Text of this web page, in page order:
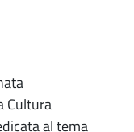
Cultura
al tema